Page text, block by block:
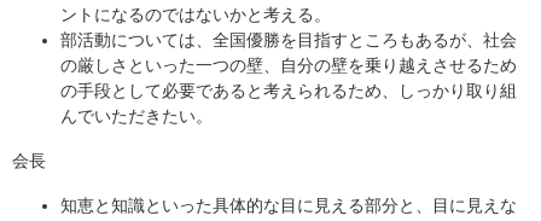
ントになるのではないかと考える。
部活動については、全国優勝を目指すところもあるが、社会
の厳しさといった一つの壁、自分の壁を乗り越えさせるため
の手段として必要であると考えられるため、しっかり取り組
んでいただきたい。
会長
知恵と知識といった具体的な目に見える部分と、目に見えな